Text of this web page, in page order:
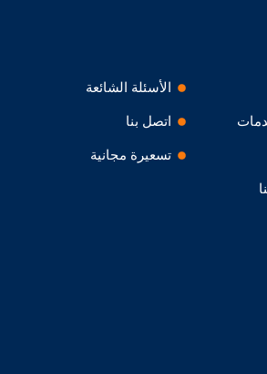
الأسئلة الشائعة
اتصل بنا
تسعيرة مجانية